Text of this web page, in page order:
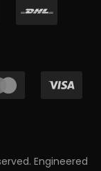
Engineered